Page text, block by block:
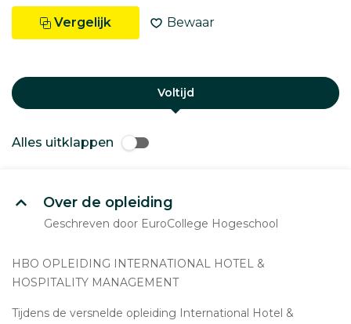
Vergelijk Bewaar
Voltijd
Alles uitklappen
Over de opleiding
Geschreven door EuroCollege Hogeschool
HBO OPLEIDING INTERNATIONAL HOTEL &
HOSPITALITY MANAGEMENT
Tijdens de versnelde opleiding International Hotel &